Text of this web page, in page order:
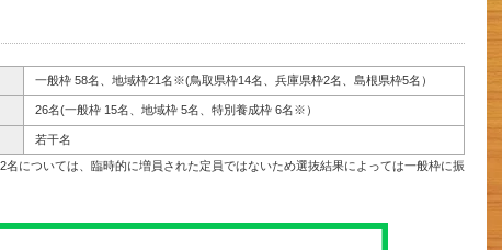
一般枠 58名、地域枠21名※(鳥取県枠14名、兵庫県枠2名、島根県枠5名）
26名(一般枠 15名、地域枠 5名、特別養成枠 6名※）
若干名
については、臨時的に増員された定員ではないため選抜結果によっては一般枠に振